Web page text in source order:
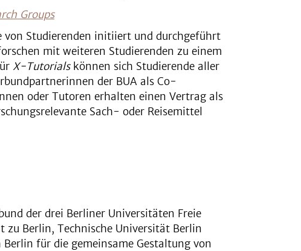
Groups
von Studierenden initiiert und durchgeführt
mit weiteren Studierenden zu einem
X-Tutorialskönnen sich Studierende aller
der BUA als Co-
oder Tutoren erhalten einen Vertrag als
Sach- oder Reisemittel
der drei Berliner Universitäten Freie
Berlin, Technische Universität Berlin
für die gemeinsame Gestaltung von